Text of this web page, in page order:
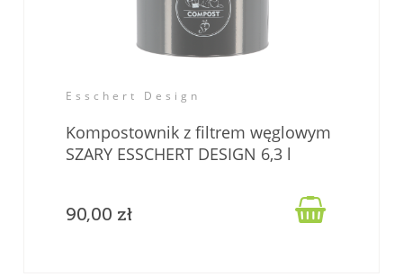
Esschert Design
Kompostownik z filtrem węglowym
SZARY ESSCHERT DESIGN 6,3 l
90,00 zł 